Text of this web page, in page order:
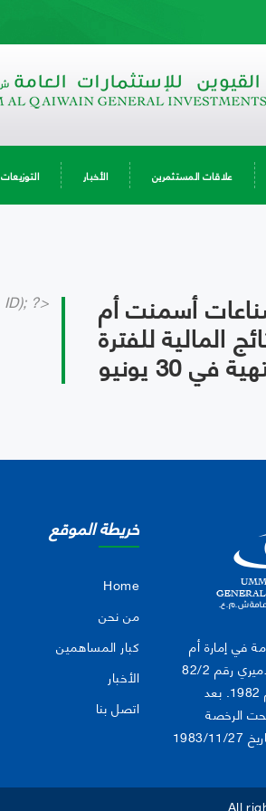
علاقات المستثمرين الأخبار التوزيعات
أسمنت أم
المالية للفترة
في 30 يونيو
ID); ?>
في إمارة أم
القيوين بموجب المرسوم الأميري رقم 82/2
المؤرخ في 11 فبراير من عام 1982. بعد
الرخصة
خريطة الموقع
Home
من نحن
كبار المساهمين
الأخبار
اتصل بنا
All